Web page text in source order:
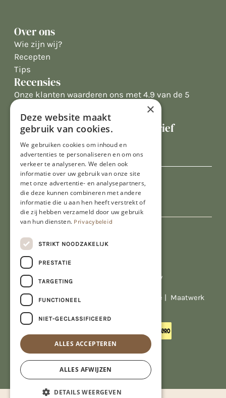
Over ons
Wie zijn wij?
Recepten
Tips
Recensies
Onze klanten waarderen ons met 4.9 van de 5
Schrijf je in voor onze nieuwsbrief
E-mailadres
Al onze prijzen zijn incl. BTW
© Copyright 2026 Limburgs Bakwinkeltje | Maatwerk
×
Deze website maakt
gebruik van cookies.
We gebruiken cookies om inhoud en
advertenties te personaliseren en om ons
verkeer te analyseren. We delen ook
informatie over uw gebruik van onze site
met onze advertentie- en analysepartners,
die deze kunnen combineren met andere
informatie die u aan hen heeft verstrekt of
die zij hebben verzameld door uw gebruik
van hun diensten. Privacybeleid
STRIKT NOODZAKELIJK
PRESTATIE
TARGETING
FUNCTIONEEL
NIET-GECLASSIFICEERD
ALLES ACCEPTEREN
ALLES AFWIJZEN
DETAILS WEERGEVEN